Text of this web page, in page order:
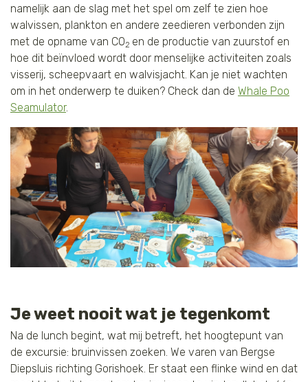
namelijk aan de slag met het spel om zelf te zien hoe
walvissen, plankton en andere zeedieren verbonden zijn
met de opname van CO2 en de productie van zuurstof en
hoe dit beïnvloed wordt door menselijke activiteiten zoals
visserij, scheepvaart en walvisjacht. Kan je niet wachten
om in het onderwerp te duiken? Check dan de Whale Poo
Seamulator.
Je weet nooit wat je tegenkomt
Na de lunch begint, wat mij betreft, het hoogtepunt van
de excursie: bruinvissen zoeken. We varen van Bergse
Diepsluis richting Gorishoek. Er staat een flinke wind en dat